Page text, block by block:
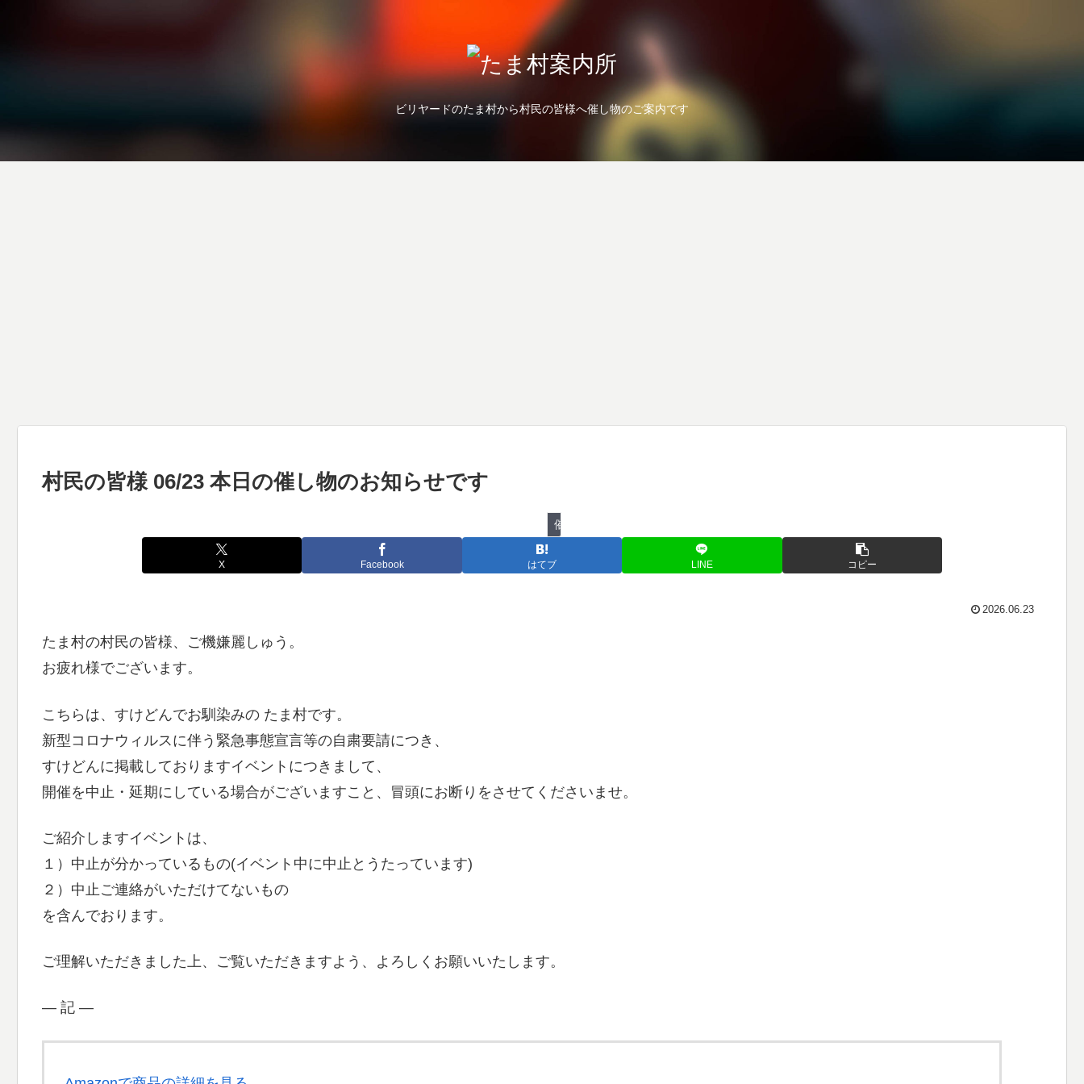
ビリヤードのたま村から村民の皆様へ催し物のご案内です
村民の皆様 06/23 本日の催し物のお知らせです
催し物
X Facebook はてブ LINE コピー
2026.06.23
たま村の村民の皆様、ご機嫌麗しゅう。
お疲れ様でございます。
こちらは、すけどんでお馴染みの たま村です。
新型コロナウィルスに伴う緊急事態宣言等の自粛要請につき、
すけどんに掲載しておりますイベントにつきまして、
開催を中止・延期にしている場合がございますこと、冒頭にお断りをさせてくださいませ。
ご紹介しますイベントは、
１）中止が分かっているもの(イベント中に中止とうたっています)
２）中止ご連絡がいただけてないもの
を含んでおります。
ご理解いただきました上、ご覧いただきますよう、よろしくお願いいたします。
― 記 ―